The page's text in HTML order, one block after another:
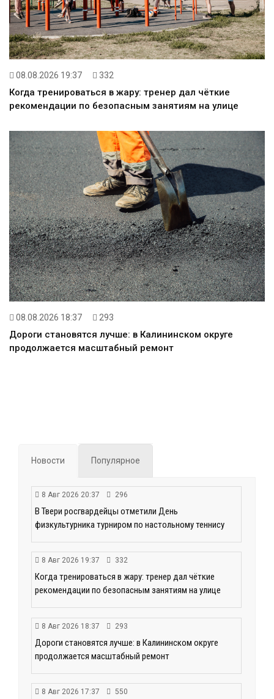
08.08.2026 19:37 332
Когда тренироваться в жару: тренер дал чёткие
рекомендации по безопасным занятиям на улице
08.08.2026 18:37 293
Дороги становятся лучше: в Калининском округе
продолжается масштабный ремонт
Новости Популярное
8 Авг 2026 20:37 296
В Твери росгвардейцы отметили День
физкультурника турниром по настольному теннису
8 Авг 2026 19:37 332
Когда тренироваться в жару: тренер дал чёткие
рекомендации по безопасным занятиям на улице
8 Авг 2026 18:37 293
Дороги становятся лучше: в Калининском округе
продолжается масштабный ремонт
8 Авг 2026 17:37 550